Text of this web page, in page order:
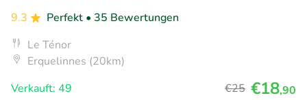
9.3
Perfekt • 35 Bewertungen
Le Ténor
Erquelinnes (20km)
Verkauft: 49
€25 €18,90